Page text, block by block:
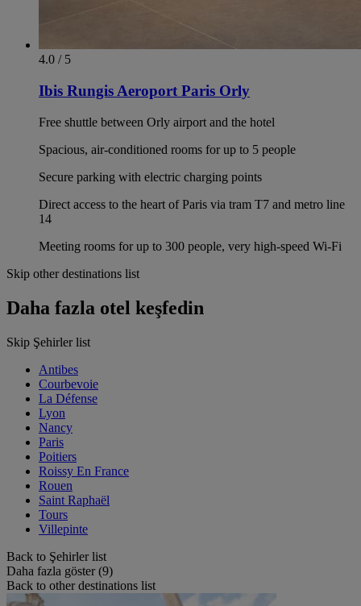
4.0 / 5
Ibis Rungis Aeroport Paris Orly
Free shuttle between Orly airport and the hotel
Spacious, air-conditioned rooms for up to 5 people
Secure parking with electric charging points
Direct access to the heart of Paris via tram T7 and metro line
14
Meeting rooms for up to 300 people, very high-speed Wi-Fi
Skip other destinations list
Daha fazla otel keşfedin
Skip Şehirler list
Antibes
Courbevoie
La Défense
Lyon
Nancy
Paris
Poitiers
Roissy En France
Rouen
Saint Raphaël
Tours
Villepinte
Back to Şehirler list
Daha fazla göster (9)
Back to other destinations list